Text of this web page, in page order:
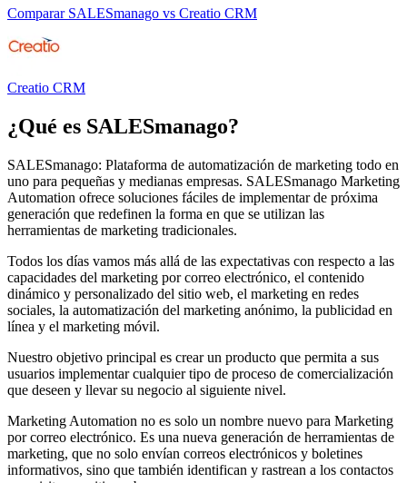
Comparar SALESmanago vs Creatio CRM
Creatio CRM
¿Qué es SALESmanago?
SALESmanago: Plataforma de automatización de marketing todo en
uno para pequeñas y medianas empresas. SALESmanago Marketing
Automation ofrece soluciones fáciles de implementar de próxima
generación que redefinen la forma en que se utilizan las
herramientas de marketing tradicionales.
Todos los días vamos más allá de las expectativas con respecto a las
capacidades del marketing por correo electrónico, el contenido
dinámico y personalizado del sitio web, el marketing en redes
sociales, la automatización del marketing anónimo, la publicidad en
línea y el marketing móvil.
Nuestro objetivo principal es crear un producto que permita a sus
usuarios implementar cualquier tipo de proceso de comercialización
que deseen y llevar su negocio al siguiente nivel.
Marketing Automation no es solo un nombre nuevo para Marketing
por correo electrónico. Es una nueva generación de herramientas de
marketing, que no solo envían correos electrónicos y boletines
informativos, sino que también identifican y rastrean a los contactos